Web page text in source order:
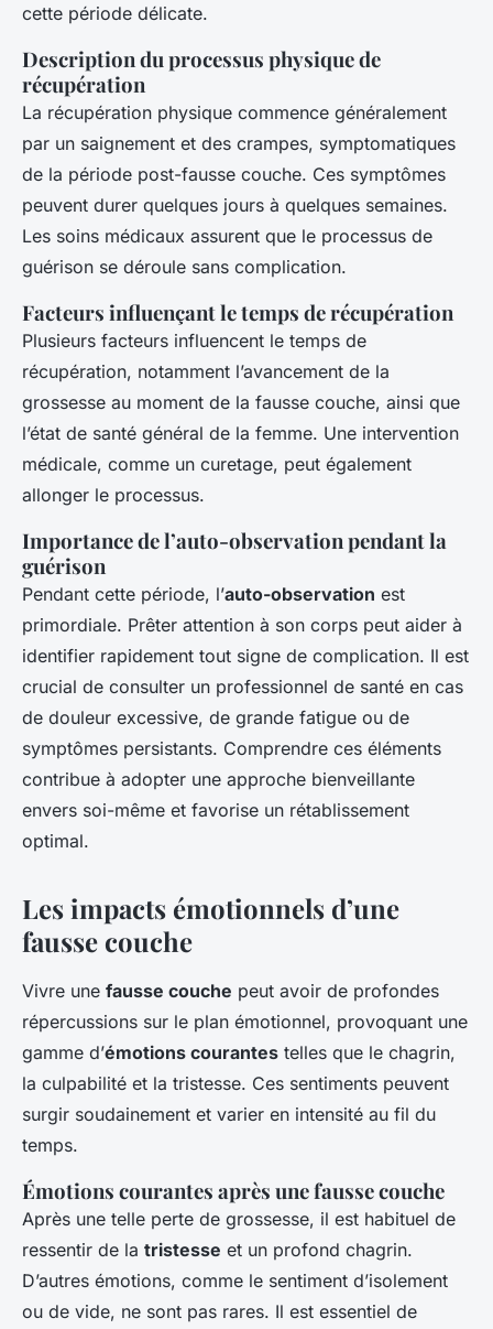
cette période délicate.
Description du processus physique de
récupération
La récupération physique commence généralement
par un saignement et des crampes, symptomatiques
de la période post-fausse couche. Ces symptômes
peuvent durer quelques jours à quelques semaines.
Les soins médicaux assurent que le processus de
guérison se déroule sans complication.
Facteurs influençant le temps de récupération
Plusieurs facteurs influencent le temps de
récupération, notamment l’avancement de la
grossesse au moment de la fausse couche, ainsi que
l’état de santé général de la femme. Une intervention
médicale, comme un curetage, peut également
allonger le processus.
Importance de l’auto-observation pendant la
guérison
Pendant cette période, l’auto-observation est
primordiale. Prêter attention à son corps peut aider à
identifier rapidement tout signe de complication. Il est
crucial de consulter un professionnel de santé en cas
de douleur excessive, de grande fatigue ou de
symptômes persistants. Comprendre ces éléments
contribue à adopter une approche bienveillante
envers soi-même et favorise un rétablissement
optimal.
Les impacts émotionnels d’une
fausse couche
Vivre une fausse couche peut avoir de profondes
répercussions sur le plan émotionnel, provoquant une
gamme d’émotions courantes telles que le chagrin,
la culpabilité et la tristesse. Ces sentiments peuvent
surgir soudainement et varier en intensité au fil du
temps.
Émotions courantes après une fausse couche
Après une telle perte de grossesse, il est habituel de
ressentir de la tristesse et un profond chagrin.
D’autres émotions, comme le sentiment d’isolement
ou de vide, ne sont pas rares. Il est essentiel de